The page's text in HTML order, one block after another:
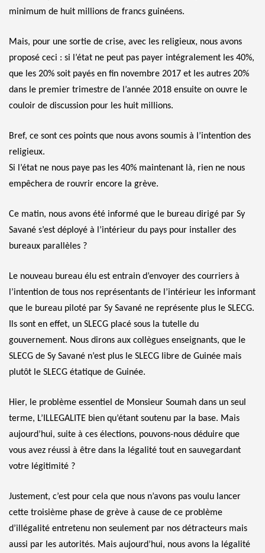
minimum de huit millions de francs guinéens.
Mais, pour une sortie de crise, avec les religieux, nous avons
proposé ceci : si l’état ne peut pas payer intégralement les 40%,
que les 20% soit payés en fin novembre 2017 et les autres 20%
dans le premier trimestre de l’année 2018 ensuite on ouvre le
couloir de discussion pour les huit millions.
Bref, ce sont ces points que nous avons soumis à l’intention des
religieux.
Si l’état ne nous paye pas les 40% maintenant là, rien ne nous
empêchera de rouvrir encore la grève.
Ce matin, nous avons été informé que le bureau dirigé par Sy
Savané s’est déployé à l’intérieur du pays pour installer des
bureaux parallèles ?
Le nouveau bureau élu est entrain d’envoyer des courriers à
l’intention de tous nos représentants de l’intérieur les informant
que le bureau piloté par Sy Savané ne représente plus le SLECG.
Ils sont en effet, un SLECG placé sous la tutelle du
gouvernement. Nous dirons aux collègues enseignants, que le
SLECG de Sy Savané n’est plus le SLECG libre de Guinée mais
plutôt le SLECG étatique de Guinée.
Hier, le problème essentiel de Monsieur Soumah dans un seul
terme, L’ILLEGALITE bien qu’étant soutenu par la base. Mais
aujourd’hui, suite à ces élections, pouvons-nous déduire que
vous avez réussi à être dans la légalité tout en sauvegardant
votre légitimité ?
Justement, c’est pour cela que nous n’avons pas voulu lancer
cette troisième phase de grève à cause de ce problème
d’illégalité entretenu non seulement par nos détracteurs mais
aussi par les autorités. Mais aujourd’hui, nous avons la légalité